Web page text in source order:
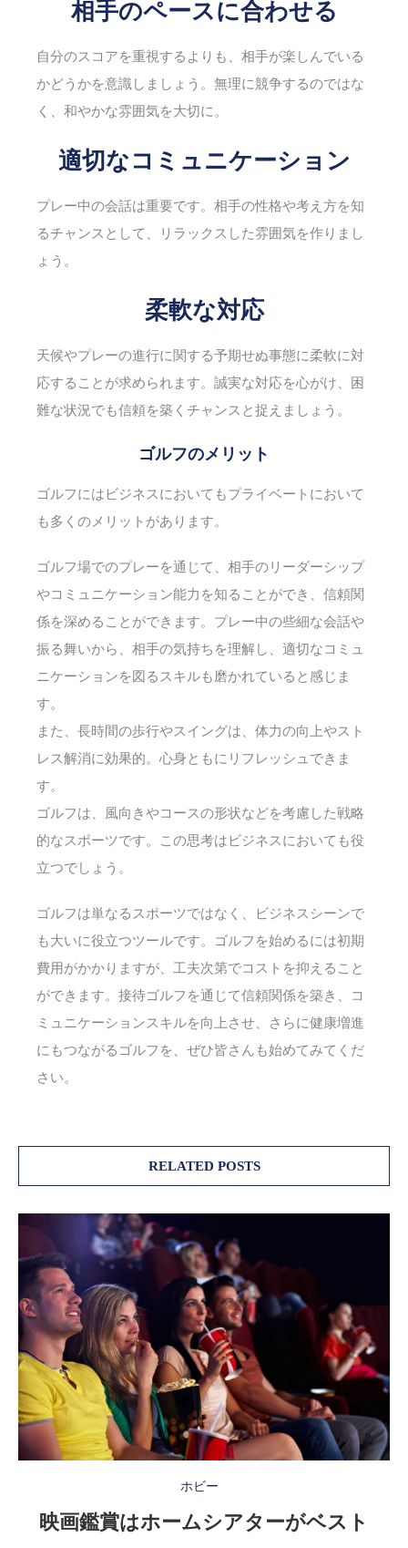
相手のペースに合わせる
自分のスコアを重視するよりも、相手が楽しんでいる
かどうかを意識しましょう。無理に競争するのではな
く、和やかな雰囲気を大切に。
適切なコミュニケーション
プレー中の会話は重要です。相手の性格や考え方を知
るチャンスとして、リラックスした雰囲気を作りまし
ょう。
柔軟な対応
天候やプレーの進行に関する予期せぬ事態に柔軟に対
応することが求められます。誠実な対応を心がけ、困
難な状況でも信頼を築くチャンスと捉えましょう。
ゴルフのメリット
ゴルフにはビジネスにおいてもプライベートにおいて
も多くのメリットがあります。
ゴルフ場でのプレーを通じて、相手のリーダーシップ
やコミュニケーション能力を知ることができ、信頼関
係を深めることができます。プレー中の些細な会話や
振る舞いから、相手の気持ちを理解し、適切なコミュ
ニケーションを図るスキルも磨かれていると感じま
す。
また、長時間の歩行やスイングは、体力の向上やスト
レス解消に効果的。心身ともにリフレッシュできま
す。
ゴルフは、風向きやコースの形状などを考慮した戦略
的なスポーツです。この思考はビジネスにおいても役
立つでしょう。
ゴルフは単なるスポーツではなく、ビジネスシーンで
も大いに役立つツールです。ゴルフを始めるには初期
費用がかかりますが、工夫次第でコストを抑えること
ができます。接待ゴルフを通じて信頼関係を築き、コ
ミュニケーションスキルを向上させ、さらに健康増進
にもつながるゴルフを、ぜひ皆さんも始めてみてくだ
さい。
RELATED POSTS
ホビー
映画鑑賞はホームシアターがベスト